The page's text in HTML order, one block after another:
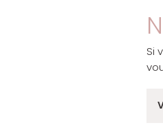
Si